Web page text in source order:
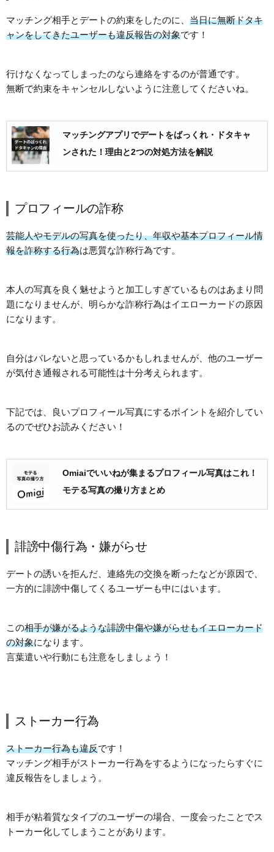
マッチング相手とデートの約束をしたのに、 当日に無断ドタキ
ャンをしてきたユーザーも違反報告の対象です！
行けなくなってしまったのなら連絡をするのが普通です。
無断で約束をキャンセルしないように注意してくださいね。
マッチングアプリでデートをばっくれ・ドタキャ
ンされた！理由と2つの対処方法を解説
プロフィールの詐称
芸能人やモデルの写真を使ったり、年収や基本プロフィール情
報を詐称する行為は悪質な詐称行為です。
本人の写真を良く魅せようと加工しすぎているものはあまり問
題になりませんが、明らかな詐称行為はイエローカードの原因
になります。
自分はバレないと思っているかもしれませんが、他のユーザー
が気付き通報される可能性は十分考えられます。
下記では、良いプロフィール写真にするポイントを紹介してい
るのでぜひお読みください！
Omiaiでいいねが集まるプロフィール写真はこれ！
モテる写真の撮り方まとめ
誹謗中傷行為・嫌がらせ
デートの誘いを拒んだ、連絡先の交換を断ったなどが原因で、
一方的に誹謗中傷してくるユーザーも中にはいます。
この相手が嫌がるような誹謗中傷や嫌がらせもイエローカード
の対象になります。
言葉遣いや行動にも注意をしましょう！
ストーカー行為
ストーカー行為も違反です！
マッチング相手がストーカー行為をするようになったらすぐに
違反報告をしましょう。
相手が粘着質なタイプのユーザーの場合、一度会ったことでス
トーカー化してしまうことがあります。